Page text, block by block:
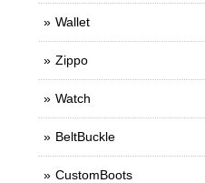
Wallet
Zippo
Watch
BeltBuckle
CustomBoots